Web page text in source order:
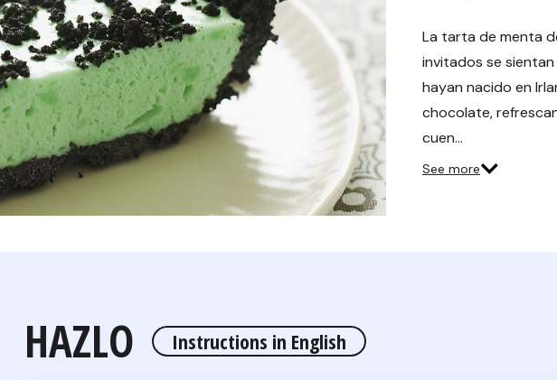
La tarta de menta
invitados se
hayan nacido en
chocolate,
cuen…
See more
HAZLO Instructions in English